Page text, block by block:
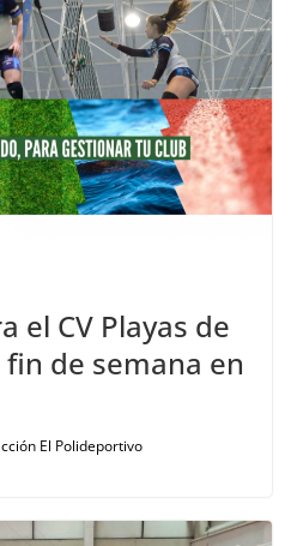
el CV Playas de
de semana en
El Polideportivo